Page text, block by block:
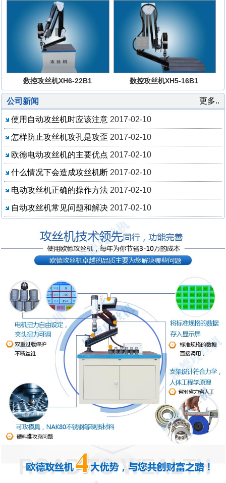
数控攻丝机XH6-22B1 数控攻丝机XH5-16B1
更多..
公司新闻
使用自动攻丝机时应该注意 2017-02-10
怎样防止攻丝机攻孔是攻歪 2017-02-10
欧德电动攻丝机的主要优点 2017-02-10
什么情况下会造成攻丝机断 2017-02-10
电动攻丝机正确的操作方法 2017-02-10
自动攻丝机常见问题和解决 2017-02-10